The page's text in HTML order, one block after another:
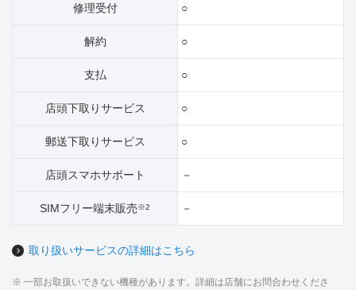
修理受付 ○
解約 ○
支払 ○
店頭下取りサービス ○
郵送下取りサービス ○
店頭スマホサポート －
SIMフリー端末販売※2 －
取り扱いサービスの詳細はこちら
※ 一部お取扱いできない機種があります。詳細は店舗にお問合わせくださ